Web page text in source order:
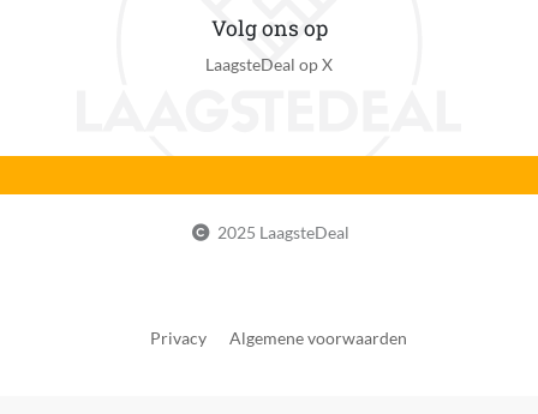
Volg ons op
LaagsteDeal op X
2025 LaagsteDeal
Privacy Algemene voorwaarden